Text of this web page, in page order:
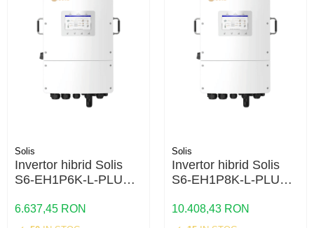
Solis
Invertor hibrid Solis
S6-EH1P6K-L-PLUS
backup si stocare
energie
6.637,45 RON
Solis
Invertor hibrid Solis
S6-EH1P8K-L-PLUS
backup si stocare
energie
10.408,43 RON